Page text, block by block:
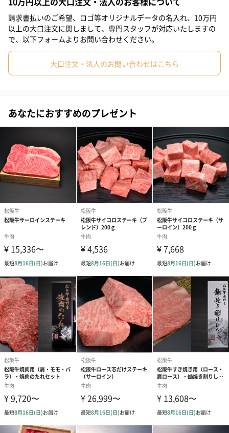
今晩の食事は、美味しいお肉を主役に。
すき焼きや、しゃぶしゃぶで是非、味わってみて下さい。
ご家庭で松阪牛を贅沢に味わいたい時や、お客様を招いての食事
会等にもってこいの一品です。
大切な方への贈り物に。
「おめでとう」の気持ちを美味しいギフトに添えて、贈りません
か？
いつもより贅沢をしたい日、お祝いの日には美味しいお肉を主役
素材の味を堪能できるすき焼きで味わう松阪牛は最高の贅沢で
す！
大切な方への贈り物にはもちろん、ご家庭でも味わいたい逸品で
す。
商品詳細情報
商品サイズ
（パッケージ
込み）
長さ230mm×幅160mm×高さ30mm
内容量
＜400g入り＞
松阪牛400ｇ
＜500g入り＞
松阪牛500ｇ
パッケージ内
同梱物
パッケージ外
添付物
パンフレット「美味しいお肉の召し上がり方｣
#30代 #40代 #60代 #70代 #80代 #90代
請求書払いのご希望、ロゴ等オリジナルデータの名入れ、10万円
以上の大口注文に関しまして、専門スタッフが対応いたしますの
で、以下フォームよりお問い合わせください。
大口注文・法人のお問い合わせはこちら
あなたにおすすめのプレゼント